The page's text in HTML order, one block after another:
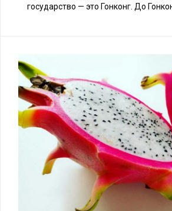
государство — это Гонконг. До